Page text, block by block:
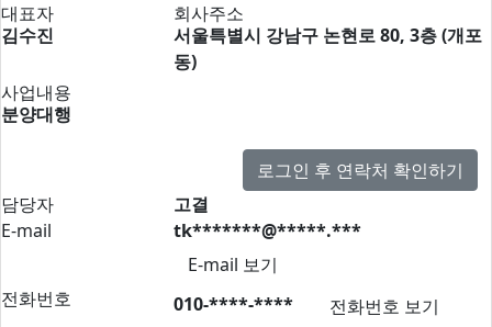
대표자
김수진
회사주소
서울특별시 강남구 논현로 80, 3층 (개포
동)
사업내용
분양대행
로그인 후 연락처 확인하기
담당자
고결
E-mail
tk*******@*****.***
E-mail 보기
전화번호
010-****-****
전화번호 보기